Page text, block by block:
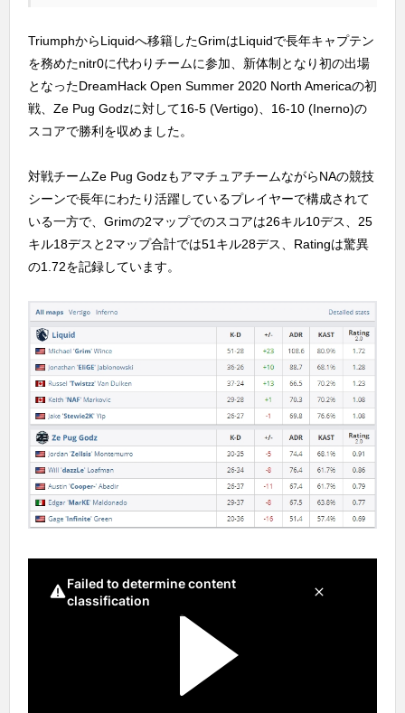
TriumphからLiquidへ移籍したGrimはLiquidで長年キャプテン
を務めたnitr0に代わりチームに参加、新体制となり初の出場
となったDreamHack Open Summer 2020 North Americaの初
戦、Ze Pug Godzに対して16-5 (Vertigo)、16-10 (Inerno)の
スコアで勝利を収めました。
対戦チームZe Pug GodzもアマチュアチームながらNAの競技
シーンで長年にわたり活躍しているプレイヤーで構成されて
いる一方で、Grimの2マップでのスコアは26キル10デス、25
キル18デスと2マップ合計では51キル28デス、Ratingは驚異
の1.72を記録しています。